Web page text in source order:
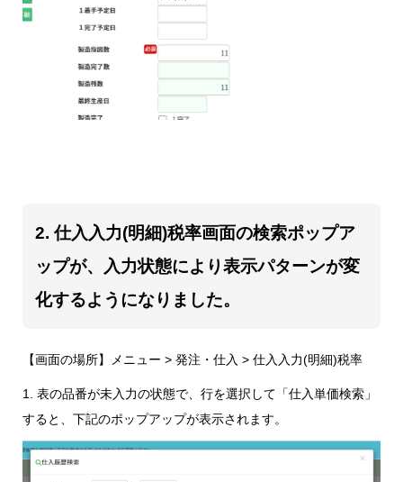
2. 仕入入力(明細)税率画面の検索ポップア
ップが、入力状態により表示パターンが変
化するようになりました。
【画面の場所】メニュー > 発注・仕入 > 仕入入力(明細)税率
1. 表の品番が未入力の状態で、行を選択して「仕入単価検索」
すると、下記のポップアップが表示されます。